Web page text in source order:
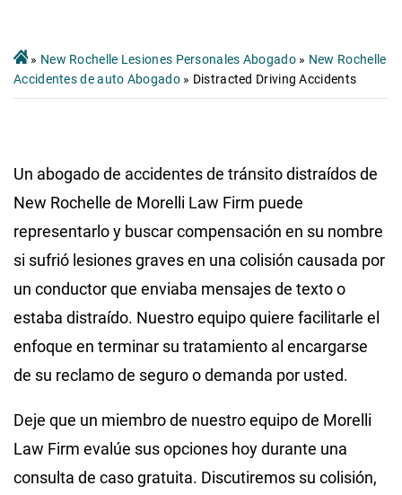
» New Rochelle Lesiones Personales Abogado» New Rochelle
Accidentes de auto Abogado» Distracted Driving Accidents
Un abogado de accidentes de tránsito distraídos de
New Rochelle de Morelli Law Firm puede
representarlo y buscar compensación en su nombre
si sufrió lesiones graves en una colisión causada por
un conductor que enviaba mensajes de texto o
estaba distraído. Nuestro equipo quiere facilitarle el
enfoque en terminar su tratamiento al encargarse
de su reclamo de seguro o demanda por usted.
Deje que un miembro de nuestro equipo de Morelli
Law Firm evalúe sus opciones hoy durante una
consulta de caso gratuita. Discutiremos su colisión,